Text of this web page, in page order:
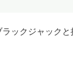
ックジャック